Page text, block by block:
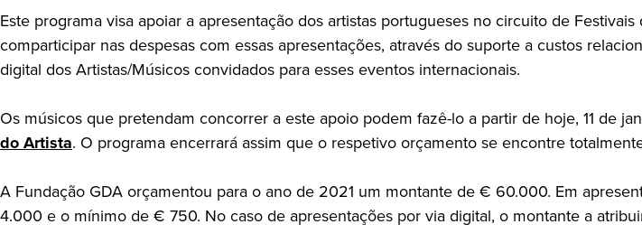
Este programa visa apoiar a apresentação dos artistas portugueses no circuito de
comparticipar nas despesas com essas apresentações, através do suporte a custos
digital dos Artistas/Músicos convidados para esses eventos internacionais.
Os músicos que pretendam concorrer a este apoio podem fazê-lo a partir de hoje, 11 de
do Artista. O programa encerrará assim que o respetivo orçamento se encontre
A Fundação GDA orçamentou para o ano de 2021 um montante de € 60.000. Em
4.000 e o mínimo de € 750. No caso de apresentações por via digital, o montante a